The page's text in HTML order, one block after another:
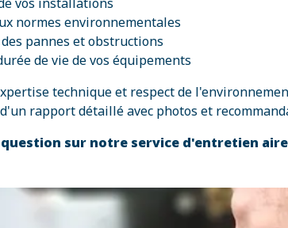
normes environnementales
pannes et obstructions
de vie de vos équipements
technique et respect de
rapport détaillé avec photos et
question sur notre service d'entretien